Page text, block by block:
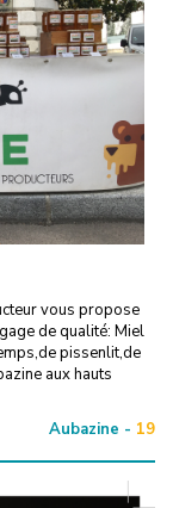
vous propose
de qualité: Miel
pissenlit,de
aux hauts
Aubazine - 19